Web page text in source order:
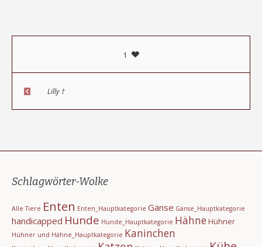
1
Lilly †
Schlagwörter-Wolke
Alle Tiere Enten Enten_Hauptkategorie Gänse Gänse_Hauptkategorie
handicapped Hunde Hunde_Hauptkategorie HähneHühner
Hühner und Hähne_Hauptkategorie Kaninchen